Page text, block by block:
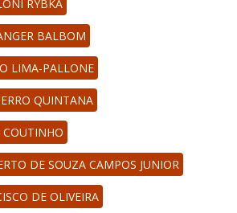
RYBKA
BALBOM
LIMA-PALLONE
QUINTANA
COUTINHO
DE SOUZA CAMPOS JUNIOR
DE OLIVEIRA